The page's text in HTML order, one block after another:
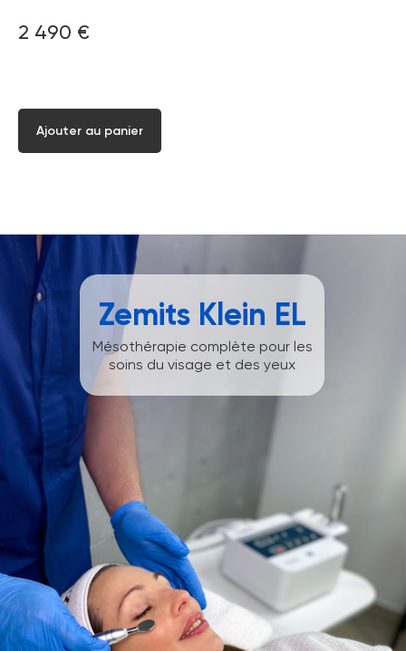
2 490 €
Ajouter au panier
Zemits Klein EL
Mésothérapie complète pour les
soins du visage et des yeux